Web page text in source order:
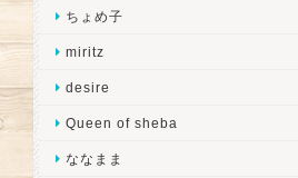
ちょめ子
miritz
desire
Queen of sheba
ななまま